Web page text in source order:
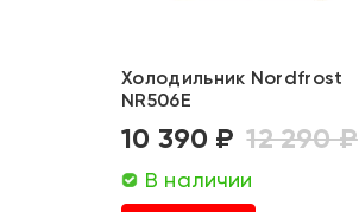
Холодильник Nordfrost
NR506E
10 390 ₽ 12 290 ₽
В наличии